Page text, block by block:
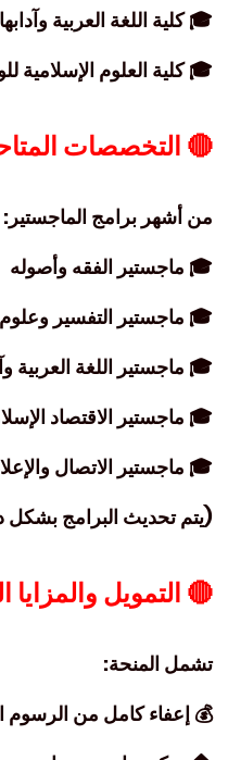
🎓 كلية اللغة العربية وآدابها
🎓 كلية العلوم الإسلامية
🔴 التخصصات
من أشهر برامج الماجستير:
🎓 ماجستير الفقه وأصوله
🎓 ماجستير التفسير
🎓 ماجستير اللغة العربية
🎓 ماجستير الاقتصاد
🎓 ماجستير الاتصال
(يتم تحديث البرامج
🔴 التمويل والمزايا
تشمل المنحة:
💰 إعفاء كامل من الرسوم